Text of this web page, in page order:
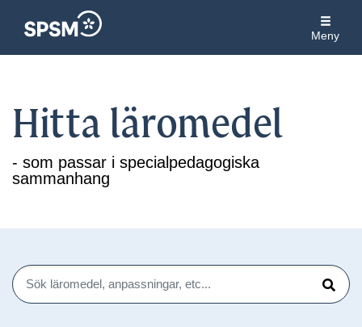
Meny
Hitta läromedel
- som passar i specialpedagogiska
sammanhang
Sök
Sök